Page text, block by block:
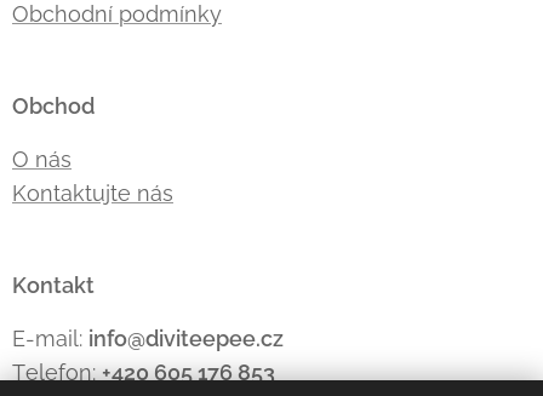
Obchodní podmínky
Obchod
O nás
Kontaktujte nás
Kontakt
E-mail: info@diviteepee.cz
Telefon:+420 605 176853